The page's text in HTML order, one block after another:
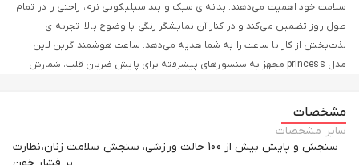
سلامت خود اهمیت می‌دهند. بدنه‌ای سبک و بند سیلیکونی نرم، راحتی را در تمام
طول روز تضمین می‌کند و در کنار آن نمایشگر رنگی با وضوح بالا، تجربه‌ای
لذت‌بخش از کار با ساعت را به شما هدیه می‌دهد. ساعت هوشمند گرین لاین
مدل princess مجهز به سنسورهای پیشرفته برای پایش ضربان قلب، شمارش
کنید و هیچ خبری را از دست ندهید. همچنین، با باتری قدرتمند این ساعت، تا چند
روز بدون نیاز به شارژ مجدد از امکانات آن بهره‌مند خواهید شد. اگر به دنبال
ساعتی هوشمند با ظاهری شیک و امکانات کامل هستید، ساعت هوشمند گرین
مشخصات
سایر مشخصات
سنجش و پایش بیش از 100 حالت ورزشی، سنجش سلامت زنان،نظارت